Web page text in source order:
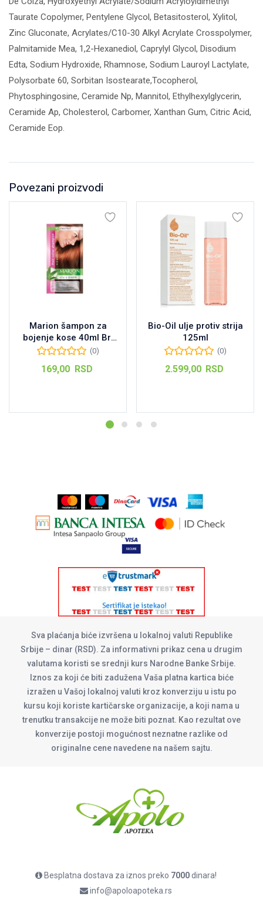
Taurate Copolymer, Pentylene Glycol, Betasitosterol, Xylitol,
Zinc Gluconate, Acrylates/C10-30 Alkyl Acrylate Crosspolymer,
Palmitamide Mea, 1,2-Hexanediol, Caprylyl Glycol, Disodium
Edta, Sodium Hydroxide, Rhamnose, Sodium Lauroyl Lactylate,
Polysorbate 60, Sorbitan Isostearate,Tocopherol,
Phytosphingosine, Ceramide Np, Mannitol, Ethylhexylglycerin,
Ceramide Ap, Cholesterol, Carbomer, Xanthan Gum, Citric Acid,
Ceramide Eop.
Povezani proizvodi
Marion šampon za
bojenje kose 40ml Br:
95 Chestnut(0)
169,00 RSD
Bio-Oil ulje protiv strija
125ml
(0)
2.599,00 RSD
Sva plaćanja biće izvršena u lokalnoj valuti Republike
Srbije – dinar (RSD). Za informativni prikaz cena u drugim
valutama koristi se srednji kurs Narodne Banke Srbije.
Iznos za koji će biti zadužena Vaša platna kartica biće
izražen u Vašoj lokalnoj valuti kroz konverziju u istu po
kursu koji koriste kartičarske organizacije, a koji nama u
trenutku transakcije ne može biti poznat. Kao rezultat ove
konverzije postoji mogućnost neznatne razlike od
originalne cene navedene na našem sajtu.
Besplatna dostava za iznos preko 7000dinara!
info@apoloapoteka.rs